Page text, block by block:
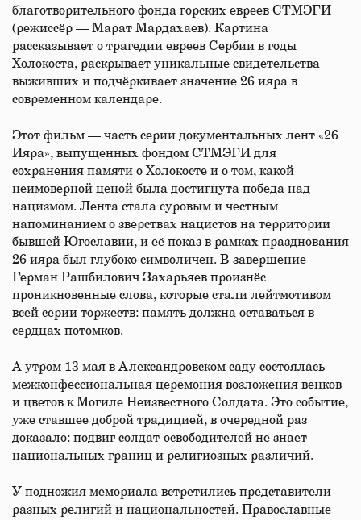
благотворительного фонда горских евреев СТМЭГИ
(режиссёр — Марат Мардахаев). Картина
рассказывает о трагедии евреев Сербии в годы
Холокоста, раскрывает уникальные свидетельства
выживших и подчёркивает значение 26 ияра в
современном календаре.
Этот фильм — часть серии документальных лент «26
Ияра», выпущенных фондом СТМЭГИ для
сохранения памяти о Холокосте и о том, какой
неимоверной ценой была достигнута победа над
нацизмом. Лента стала суровым и честным
напоминанием о зверствах нацистов на территории
бывшей Югославии, и её показ в рамках празднования
26 ияра был глубоко символичен. В завершение
Герман Рашбилович Захарьяев произнёс
проникновенные слова, которые стали лейтмотивом
всей серии торжеств: память должна оставаться в
сердцах потомков.
А утром 13 мая в Александровском саду состоялась
межконфессиональная церемония возложения венков
и цветов к Могиле Неизвестного Солдата. Это событие,
уже ставшее доброй традицией, в очередной раз
доказало: подвиг солдат-освободителей не знает
национальных границ и религиозных различий.
У подножия мемориала встретились представители
разных религий и национальностей. Православные